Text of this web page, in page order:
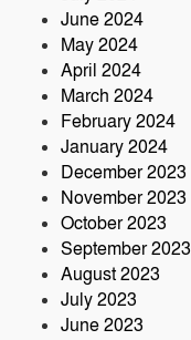
June 2024
May 2024
April 2024
March 2024
February 2024
January 2024
December 2023
November 2023
October 2023
September 2023
August 2023
July 2023
June 2023